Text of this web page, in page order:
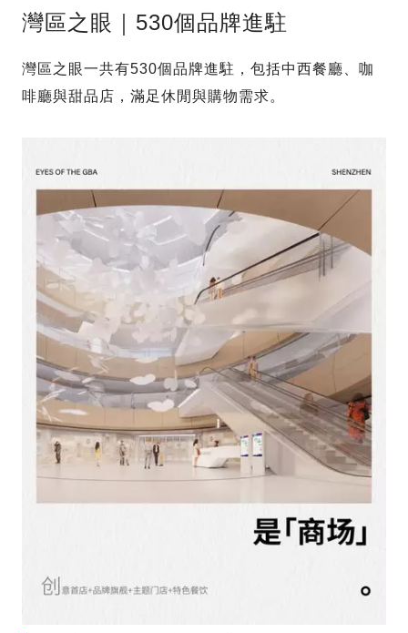
灣區之眼｜530個品牌進駐
灣區之眼一共有530個品牌進駐，包括中西餐廳、咖
啡廳與甜品店，滿足休閒與購物需求。